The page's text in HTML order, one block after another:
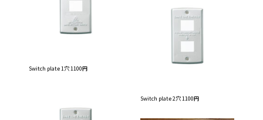
Switch plate 1穴 1100円
Switch plate 2穴 1100円